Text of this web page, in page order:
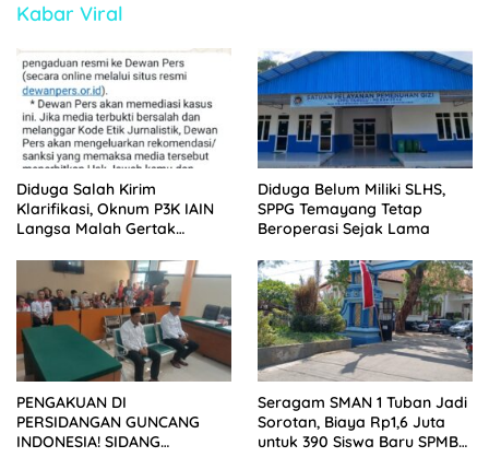
Kabar Viral
Diduga Salah Kirim
Klarifikasi, Oknum P3K IAIN
Langsa Malah Gertak
Diduga Belum Miliki SLHS,
SPPG Temayang Tetap
Beroperasi Sejak Lama
PENGAKUAN DI
PERSIDANGAN GUNCANG
INDONESIA! SIDANG
Seragam SMAN 1 Tuban Jadi
Sorotan, Biaya Rp1,6 Juta
untuk 390 Siswa Baru SPMB